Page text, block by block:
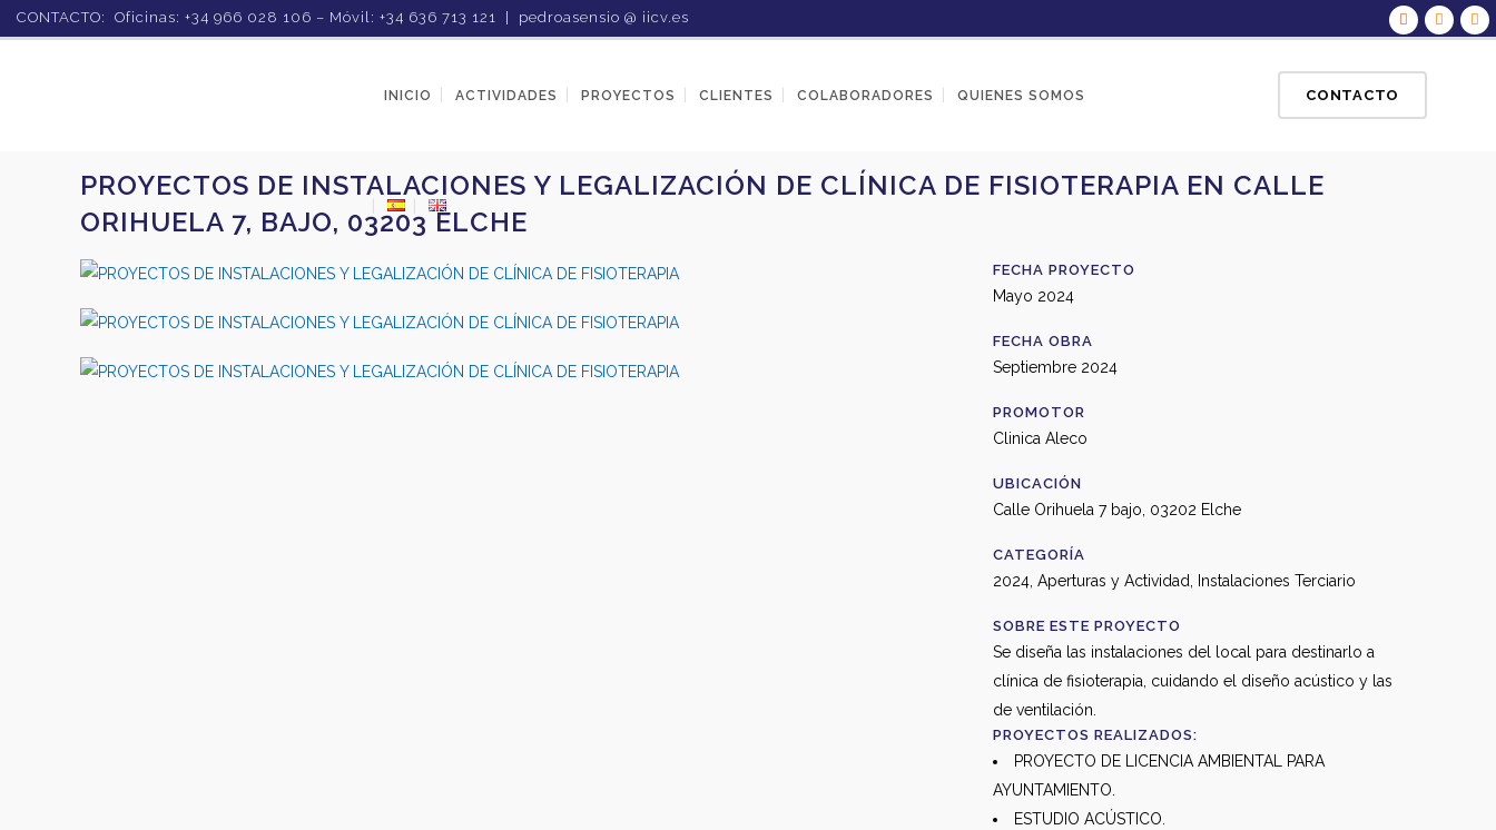
CONTACTO: Oficinas: +34 966 028 106 – Móvil: +34 636 713 121 | pedroasensio @ iicv.es
CONTACTO
INICIO ACTIVIDADES PROYECTOS CLIENTES COLABORADORES QUIENES SOMOS
PROYECTOS DE INSTALACIONES Y LEGALIZACIÓN DE CLÍNICA DE FISIOTERAPIA EN CALLE
ORIHUELA 7, BAJO, 03203 ELCHE
FECHA PROYECTO
Mayo 2024
FECHA OBRA
Septiembre 2024
PROMOTOR
Clinica Aleco
UBICACIÓN
Calle Orihuela 7 bajo, 03202 Elche
CATEGORÍA
2024, Aperturas y Actividad, Instalaciones Terciario
SOBRE ESTE PROYECTO
Se diseña las instalaciones del local para destinarlo a
clínica de fisioterapia, cuidando el diseño acústico y las
de ventilación.
PROYECTOS REALIZADOS:
PROYECTO DE LICENCIA AMBIENTAL PARA
AYUNTAMIENTO.
ESTUDIO ACÚSTICO.